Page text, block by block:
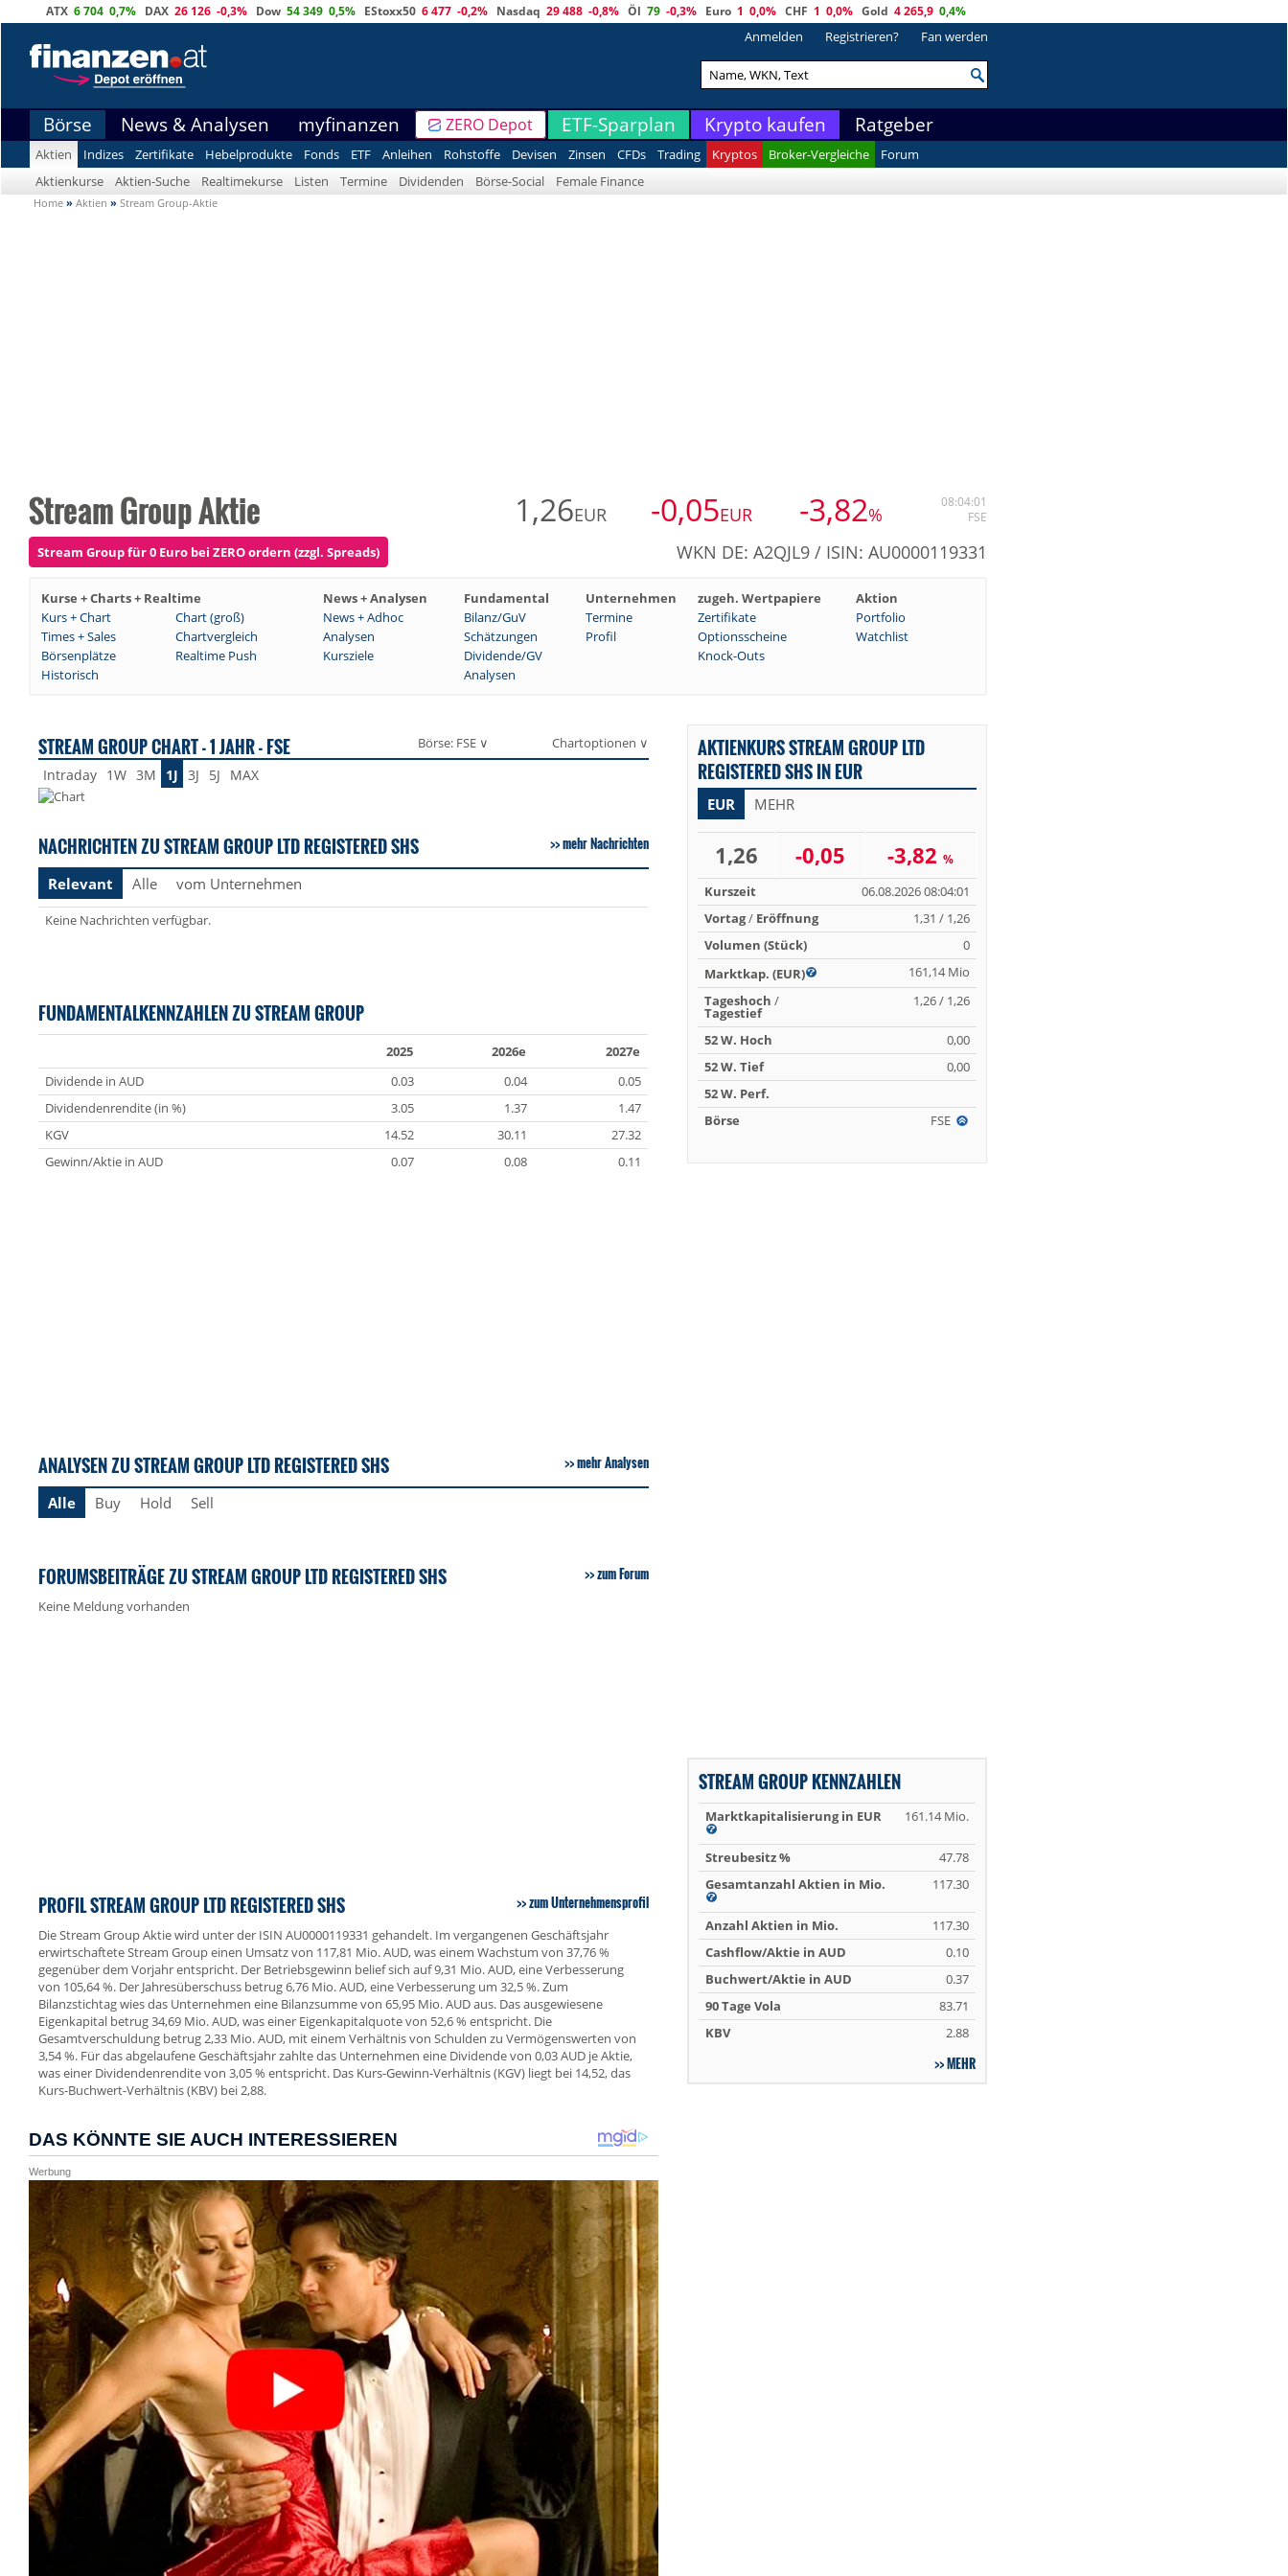
ATX 6 704 0,7% DAX 26 126 -0,3% Dow 54 349 0,5% EStoxx50 6 477 -0,2% Nasdaq 29 488 -0,8% Öl 79 -0,3% Euro 1 0,0% CHF 1 0,0% Gold 4 265,9 0,4%
Anmelden Registrieren? Fan werden
Börse News & Analysen myfinanzen ZERO Depot ETF-Sparplan Krypto kaufen Ratgeber
Aktien Indizes Zertifikate Hebelprodukte Fonds ETF Anleihen Rohstoffe Devisen Zinsen CFDs Trading Kryptos Broker-Vergleiche
Forum
Aktienkurse
Aktien-Suche Realtimekurse Listen Termine Dividenden Börse-Social Female Finance
Home » Aktien » Stream Group-Aktie
Stream Group Aktie 1,26EUR -0,05EUR -3,82%
08:04:01
FSE
Stream Group für 0 Euro bei ZERO ordern (zzgl. Spreads) WKN DE: A2QJL9 / ISIN: AU0000119331
Kurse + Charts + Realtime News + Analysen Fundamental Unternehmen zugeh. Wertpapiere
Aktion
Kurs + Chart
Chart (groß) News + Adhoc Bilanz/GuV Termine Zertifikate
Portfolio
Times + Sales
Chartvergleich Analysen Schätzungen Profil Optionsscheine
Watchlist
Börsenplätze
Realtime Push Kursziele Dividende/GV
Knock-Outs
Historisch
Analysen
STREAM GROUP CHART - 1 JAHR - FSE Börse: FSE ∨ Chartoptionen ∨
Intraday 1W 3M 1J 3J 5J MAX
NACHRICHTEN ZU STREAM GROUP LTD REGISTERED SHS mehr Nachrichten
Relevant Alle vom Unternehmen
Keine Nachrichten verfügbar.
FUNDAMENTALKENNZAHLEN ZU STREAM GROUP
2025 2026e
2027e
Dividende in AUD
0.03 0.04
0.05
Dividendenrendite (in %)
3.05 1.37
1.47
KGV
14.52 30.11
27.32
Gewinn/Aktie in AUD
0.07 0.08 0.11
ANALYSEN ZU STREAM GROUP LTD REGISTERED SHS mehr Analysen
Alle Buy Hold Sell
FORUMSBEITRÄGE ZU STREAM GROUP LTD REGISTERED SHS zum Forum
Keine Meldung vorhanden
PROFIL STREAM GROUP LTD REGISTERED SHS zum Unternehmensprofil
Die Stream Group Aktie wird unter der ISIN AU0000119331 gehandelt. Im vergangenen Geschäftsjahr
erwirtschaftete Stream Group einen Umsatz von 117,81 Mio. AUD, was einem Wachstum von 37,76 %
gegenüber dem Vorjahr entspricht. Der Betriebsgewinn belief sich auf 9,31 Mio. AUD, eine Verbesserung
von 105,64 %. Der Jahresüberschuss betrug 6,76 Mio. AUD, eine Verbesserung um 32,5 %. Zum
Bilanzstichtag wies das Unternehmen eine Bilanzsumme von 65,95 Mio. AUD aus. Das ausgewiesene
Eigenkapital betrug 34,69 Mio. AUD, was einer Eigenkapitalquote von 52,6 % entspricht. Die
Gesamtverschuldung betrug 2,33 Mio. AUD, mit einem Verhältnis von Schulden zu Vermögenswerten von
3,54 %. Für das abgelaufene Geschäftsjahr zahlte das Unternehmen eine Dividende von 0,03 AUD je Aktie,
was einer Dividendenrendite von 3,05 % entspricht. Das Kurs-Gewinn-Verhältnis (KGV) liegt bei 14,52, das
Kurs-Buchwert-Verhältnis (KBV) bei 2,88.
AKTIENKURS STREAM GROUP LTD
REGISTERED SHS IN EUR
EUR MEHR
1,26 -0,05 -3,82 %
Kurszeit
06.08.2026 08:04:01
Vortag/ Eröffnung
1,31 / 1,26
Volumen (Stück)
0
Marktkap. (EUR)
161,14 Mio
Tageshoch /
Tagestief
1,26 / 1,26
52 W. Hoch
0,00
52 W. Tief
0,00
52 W. Perf.
Börse
FSE
STREAM GROUP KENNZAHLEN
Marktkapitalisierung in EUR 161.14 Mio.
Streubesitz %
47.78
Gesamtanzahl Aktien in Mio.
117.30
Anzahl Aktien in Mio.
117.30
Cashflow/Aktie in AUD
0.10
Buchwert/Aktie in AUD
0.37
90 Tage Vola
83.71
KBV
2.88
MEHR